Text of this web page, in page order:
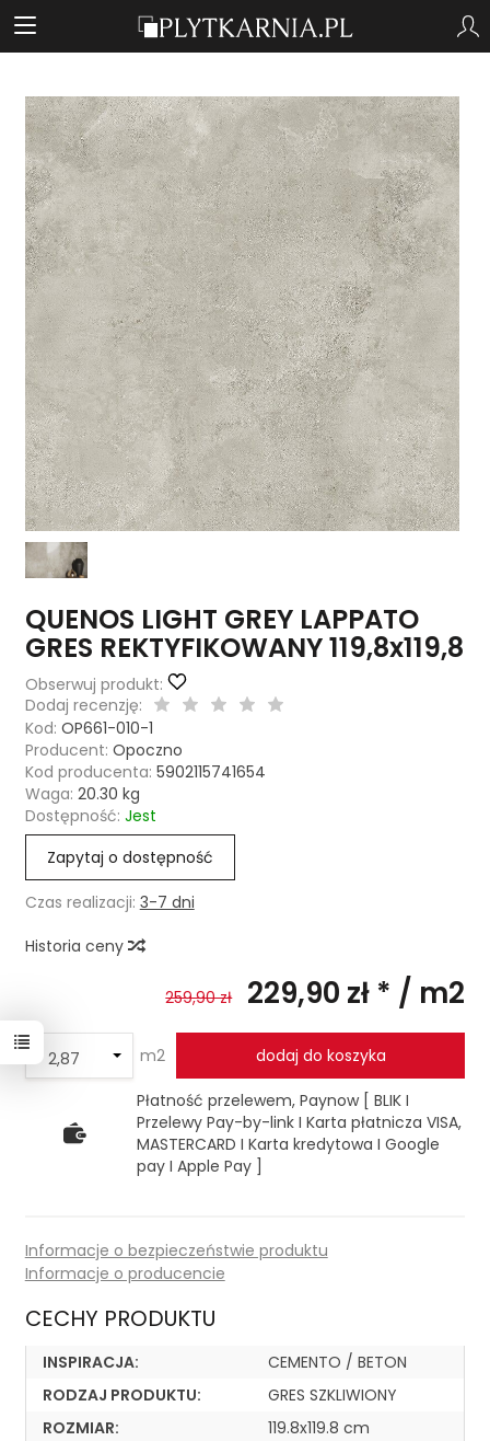
QUENOS LIGHT GREY LAPPATO
GRES REKTYFIKOWANY 119,8x119,8
Obserwuj produkt:
Dodaj recenzję:
Kod: OP661-010-1
Producent: Opoczno
Kod producenta: 5902115741654
Waga: 20.30 kg
Dostępność: Jest
Zapytaj o dostępność
Czas realizacji: 3-7 dni
Historia ceny
259,90 zł 229,90 zł * / m2
m2 dodaj do koszyka
Płatność przelewem, Paynow [ BLIK I
Przelewy Pay-by-link I Karta płatnicza VISA,
MASTERCARD I Karta kredytowa I Google
pay I Apple Pay ]
Informacje o bezpieczeństwie produktu
Informacje o producencie
CECHY PRODUKTU
INSPIRACJA:
CEMENTO / BETON
RODZAJ PRODUKTU:
GRES SZKLIWIONY
ROZMIAR:
119.8x119.8 cm